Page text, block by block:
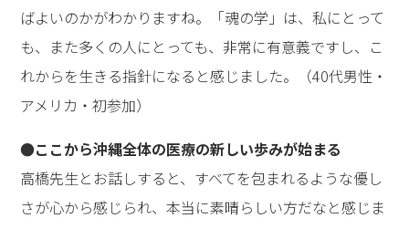
ばよいのかがわかりますね。「魂の学」は、私にとって
も、また多くの人にとっても、非常に有意義ですし、こ
れからを生きる指針になると感じました。（40代男性・
アメリカ・初参加）
●ここから沖縄全体の医療の新しい歩みが始まる
高橋先生とお話しすると、すべてを包まれるような優し
さが心から感じられ、本当に素晴らしい方だなと感じま